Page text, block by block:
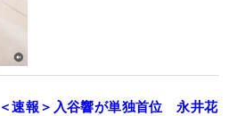
＜速報＞入谷響が単独首位 永井花